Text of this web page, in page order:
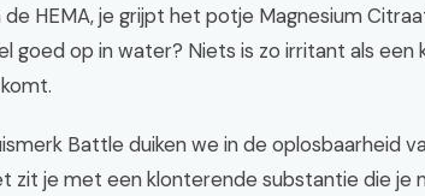
HEMA, je grijpt het potje Magnesium
goed op in water? Niets is zo irritant als een
Battle duiken we in de oplosbaarheid
zit je met een klonterende substantie die je